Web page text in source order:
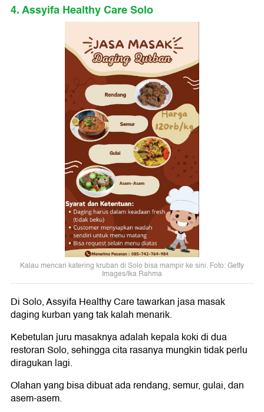
4. Assyifa Healthy Care Solo
Kalau mencari katering kruban di Solo bisa mampir ke sini. Foto: Getty
Images/Ika Rahma
Di Solo, Assyifa Healthy Care tawarkan jasa masak
daging kurban yang tak kalah menarik.
Kebetulan juru masaknya adalah kepala koki di dua
restoran Solo, sehingga cita rasanya mungkin tidak perlu
diragukan lagi.
Olahan yang bisa dibuat ada rendang, semur, gulai, dan
asem-asem.